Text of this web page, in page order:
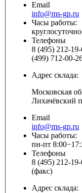
Email
info@ms-gp.ru
Часы работы:
круглосуточно
Телефоны
8 (495) 212-
(499) 712-00-
Адрес склада:
Московская
Лихачёвский
Email
info@ms-gp.ru
Часы работы:
пн-пт
Телефоны
8 (495) 212-19-06
(факс)
Адрес склада: